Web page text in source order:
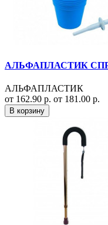
АЛЬФАПЛАСТИК
АЛЬФАПЛАСТИК
от 162.90 р. от 181.00 р.
В корзину